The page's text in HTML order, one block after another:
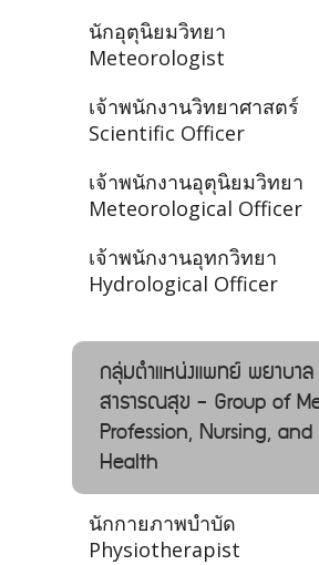
นักอุตุนิยมวิทยา
Meteorologist
เจ้าพนักงานวิทยาศาสตร์
Scientific Officer
เจ้าพนักงานอุตุนิยมวิทยา
Meteorological Officer
เจ้าพนักงานอุทกวิทยา
Hydrological Officer
กลุ่มตำแหน่งแพทย์ พยาบาล
สาธารณสุข - Group of
Profession, Nursing,
Health
นักกายภาพบำบัด
Physiotherapist